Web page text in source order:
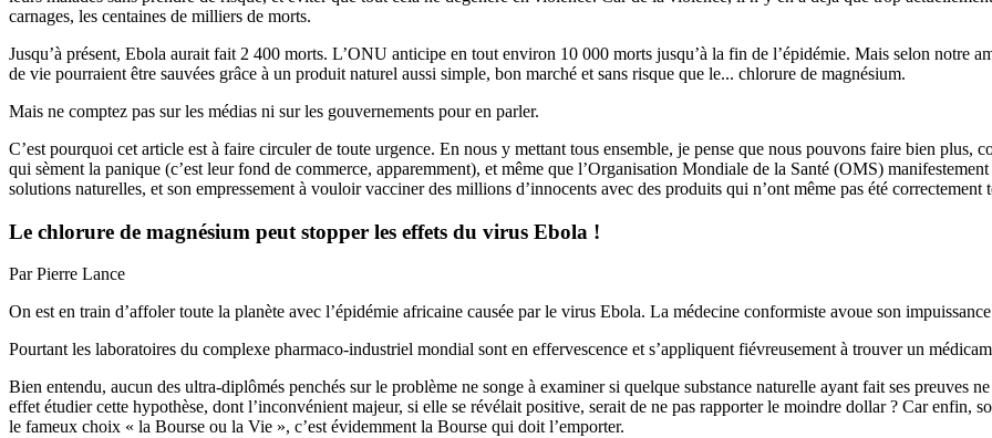
carnages, les centaines de milliers de morts.
Jusqu’à présent, Ebola aurait fait 2 400 morts. L’ONU anticipe en tout environ 10 000 morts jusqu’à la fin de l’épidémie. Mais selon notre
de vie pourraient être sauvées grâce à un produit naturel aussi simple, bon marché et sans risque que le... chlorure de magnésium.
Mais ne comptez pas sur les médias ni sur les gouvernements pour en parler.
C’est pourquoi cet article est à faire circuler de toute urgence. En nous y mettant tous ensemble, je pense que nous pouvons faire bien plus,
qui sèment la panique (c’est leur fond de commerce, apparemment), et même que l’Organisation Mondiale de la Santé (OMS)
solutions naturelles, et son empressement à vouloir vacciner des millions d’innocents avec des produits qui n’ont même pas été correctement
Le chlorure de magnésium peut stopper les effets du virus Ebola !
Par Pierre Lance
On est en train d’affoler toute la planète avec l’épidémie africaine causée par le virus Ebola. La médecine conformiste avoue son
Pourtant les laboratoires du complexe pharmaco-industriel mondial sont en effervescence et s’appliquent fiévreusement à trouver un
Bien entendu, aucun des ultra-diplômés penchés sur le problème ne songe à examiner si quelque substance naturelle ayant fait ses preuves
effet étudier cette hypothèse, dont l’inconvénient majeur, si elle se révélait positive, serait de ne pas rapporter le moindre dollar ? Car enfin,
le fameux choix « la Bourse ou la Vie », c’est évidemment la Bourse qui doit l’emporter.